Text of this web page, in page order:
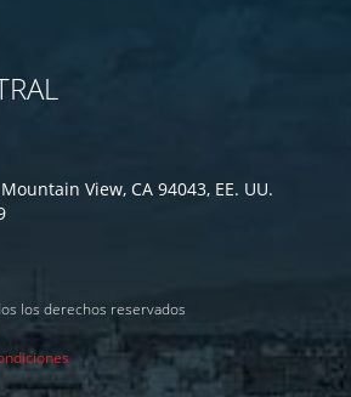
View, CA 94043, EE. UU.
los derechos reservados